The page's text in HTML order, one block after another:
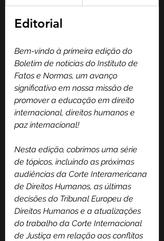
Editorial
Bem-vindo à primeira edição do
Boletim de notícias do Instituto de
Fatos e Normas, um avanço
significativo em nossa missão de
promover a educação em direito
internacional, direitos humanos e
paz internacional!
Nesta edição, cobrimos uma série
de tópicos, incluindo as próximas
audiências da Corte Interamericana
de Direitos Humanos, as últimas
decisões do Tribunal Europeu de
Direitos Humanos e a atualizações
do trabalho da Corte Internacional
de Justiça em relação aos conflitos